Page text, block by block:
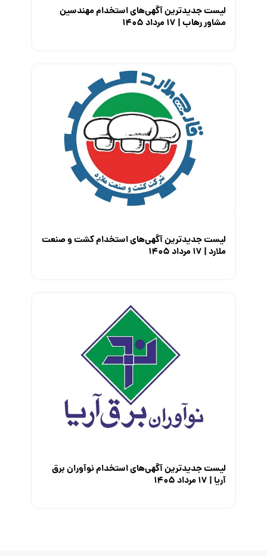
لیست جدیدترین آگهی‌های استخدام مهندسین
مشاور رهاب | ۱۷ مرداد ۱۴۰۵
لیست جدیدترین آگهی‌های استخدام کشت و صنعت
ملارد | ۱۷ مرداد ۱۴۰۵
لیست جدیدترین آگهی‌های استخدام نوآوران برق
آریا | ۱۷ مرداد ۱۴۰۵